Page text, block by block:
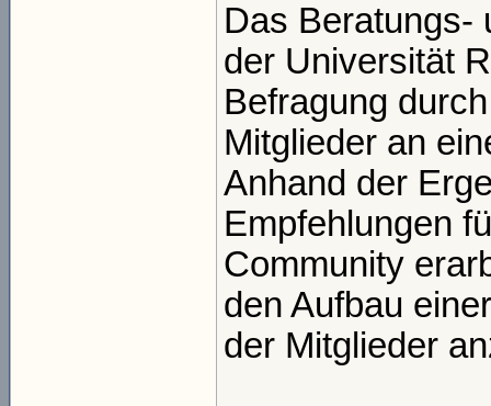
Das Beratungs-
der Universität
Befragung
Mitglieder an
Anhand der
Empfehlungen
Community
den Aufbau
der Mitglieder